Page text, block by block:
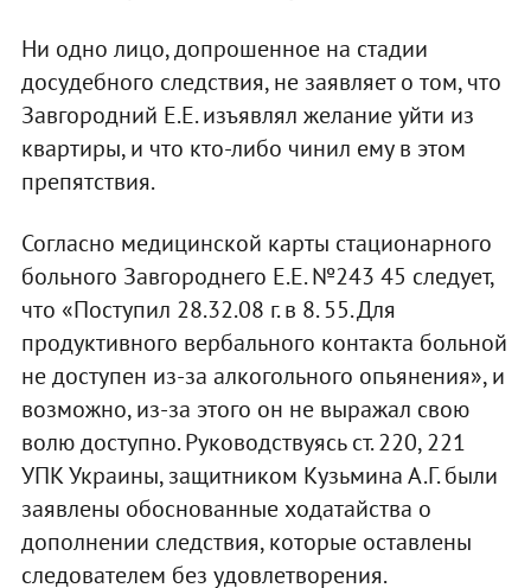
Ни одно лицо, допрошенное на стадии
досудебного следствия, не заявляет о том, что
Завгородний Е.Е. изъявлял желание уйти из
квартиры, и что кто-либо чинил ему в этом
препятствия.
Согласно медицинской карты стационарного
больного Завгороднего Е.Е. №243 45 следует,
что «Поступил 28.32.08 г. в 8. 55. Для
продуктивного вербального контакта больной
не доступен из-за алкогольного опьянения», и
возможно, из-за этого он не выражал свою
волю доступно. Руководствуясь ст. 220, 221
УПК Украины, защитником Кузьмина А.Г. были
заявлены обоснованные ходатайства о
дополнении следствия, которые оставлены
следователем без удовлетворения.